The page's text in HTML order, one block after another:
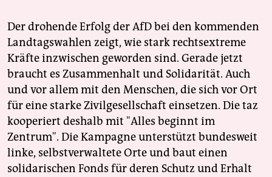
Der drohende Erfolg der AfD bei den kommenden
Landtagswahlen zeigt, wie stark rechtsextreme
Kräfte inzwischen geworden sind. Gerade jetzt
braucht es Zusammenhalt und Solidarität. Auch
und vor allem mit den Menschen, die sich vor Ort
für eine starke Zivilgesellschaft einsetzen. Die taz
kooperiert deshalb mit "Alles beginnt im
Zentrum". Die Kampagne unterstützt bundesweit
linke, selbstverwaltete Orte und baut einen
solidarischen Fonds für deren Schutz und Erhalt